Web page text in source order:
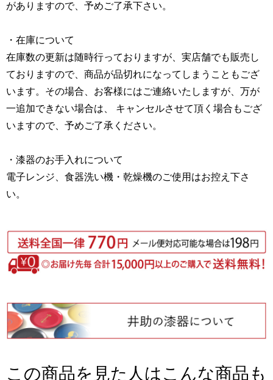
がありますので、予めご了承下さい。
・在庫について
在庫数の更新は随時行っておりますが、実店舗でも販売し
ておりますので、商品が品切れになってしまうこともござ
います。その場合、お客様にはご連絡いたしますが、万が
一追加できない場合は、 キャンセルさせて頂く場合もござ
いますので、予めご了承ください。
・漆器のお手入れについて
電子レンジ、食器洗い機・乾燥機のご使用はお控え下さ
い。
この商品を見た人はこんな商品も